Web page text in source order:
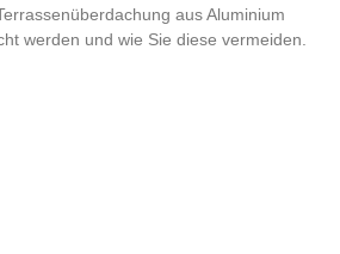
aus Aluminium
werden und wie Sie diese vermeiden.